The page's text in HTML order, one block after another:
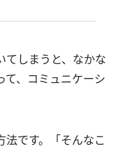
てしまうと、なかな
て、コミュニケーシ
です。「そんなこ